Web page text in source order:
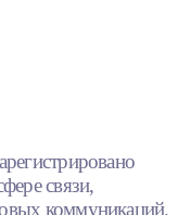
связи,
коммуникаций.